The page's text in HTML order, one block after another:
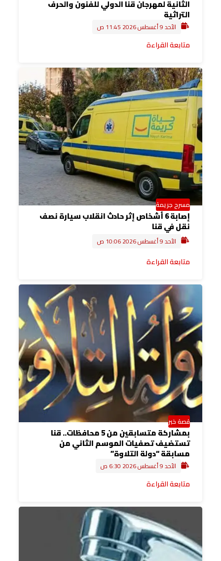
الثانية لمهرجان قنا الدولي للفنون والحرف
التراثية
الأحد 9 أغسطس 2026 11:45 ص
متابعة القراءة
مسرح جريمة
إصابة 6 أشخاص إثر حادث انقلاب سيارة نصف
نقل في قنا
الأحد 9 أغسطس 2026 10:06 ص
متابعة القراءة
قصة خبر
بمشاركة متسابقين من 5 محافظات.. قنا
تستضيف تصفيات الموسم الثاني من
مسابقة “دولة التلاوة”
الأحد 9 أغسطس 2026 6:30 ص
متابعة القراءة